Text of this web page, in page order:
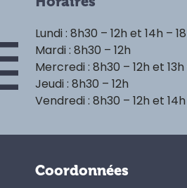
Lundi : 8h30 – 12h et 14h –
Mardi : 8h30 – 12h
Mercredi : 8h30 – 12h et 13h
Jeudi : 8h30 – 12h
Vendredi : 8h30 – 12h et 14h
Coordonnées